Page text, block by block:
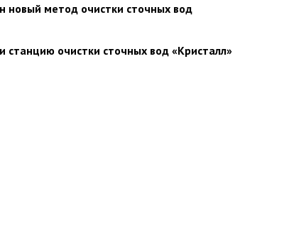
новый метод очистки сточных вод
станцию очистки сточных вод «Кристалл»